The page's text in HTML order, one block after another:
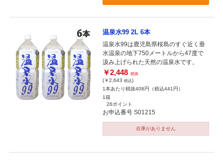
温泉水99 2L 6本
温泉水99は鹿児島県桜島のすぐ近く垂
水温泉の地下750メートルから47度で
汲み上げられた天然の温泉水です。
￥2,448 税抜
(￥2,643 税込)
1本あたり税抜408円（税込441円）
1箱
26ポイント
お申込番号 S01215
在庫がありません